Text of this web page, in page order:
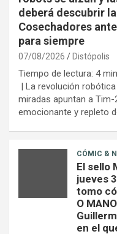
deberá descubrir
Cosechadores
para siempre
07/08/2026 Distópolis
Tiempo de lectura: 4
| La revolución
miradas apuntan a
emocionante y repleto
CÓMIC &
El sello
jueves
tomo
O
en el